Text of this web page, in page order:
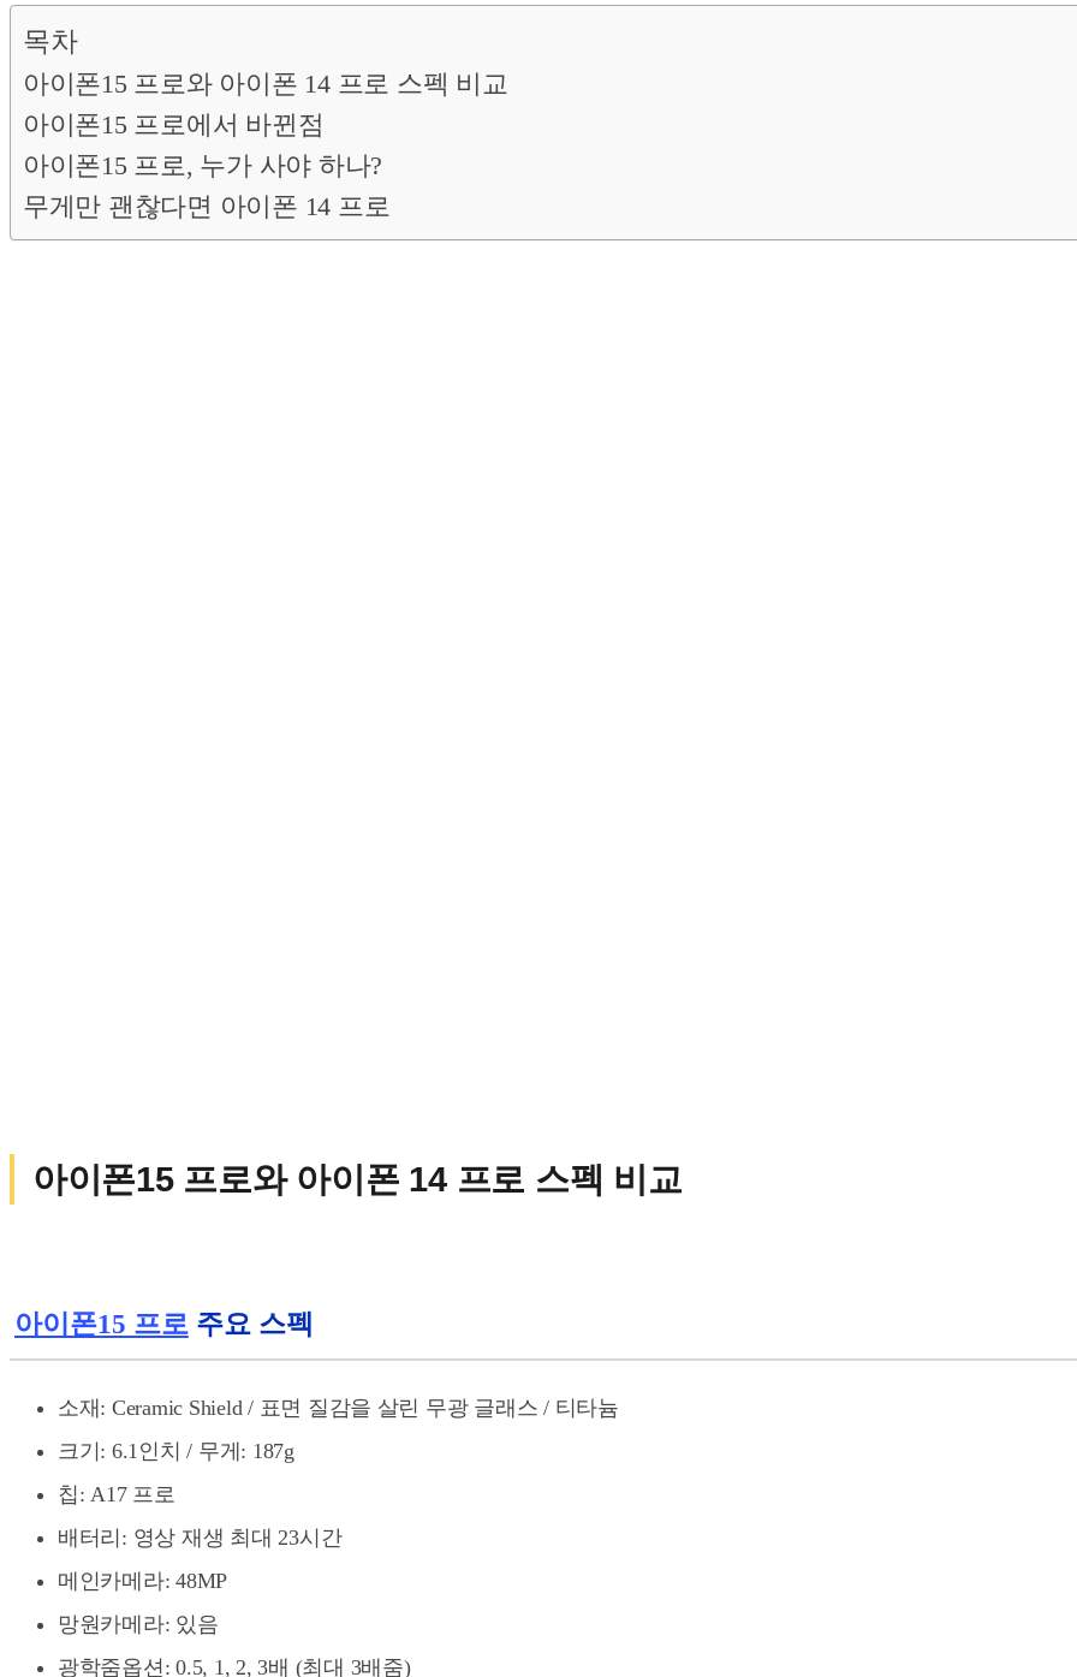
목차
아이폰15 프로와 아이폰 14 프로 스펙 비교
아이폰15 프로에서 바뀐점
아이폰15 프로, 누가 사야 하나?
무게만 괜찮다면 아이폰 14 프로
아이폰15 프로와 아이폰 14 프로 스펙 비교
아이폰15 프로주요 스펙
소재: Ceramic Shield / 표면 질감을 살린 무광 글래스 / 티타늄
크기: 6.1인치 / 무게: 187g
칩: A17 프로
배터리: 영상 재생 최대 23시간
메인카메라: 48MP
망원카메라: 있음
광학줌옵션: 0.5, 1, 2, 3배 (최대 3배줌)